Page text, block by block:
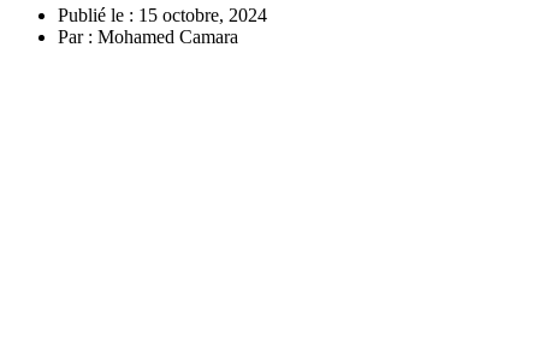
Publié le : 15 octobre, 2024
Par : Mohamed Camara